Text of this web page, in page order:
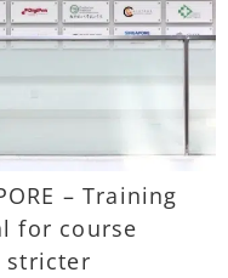
– Training
for course
stricter